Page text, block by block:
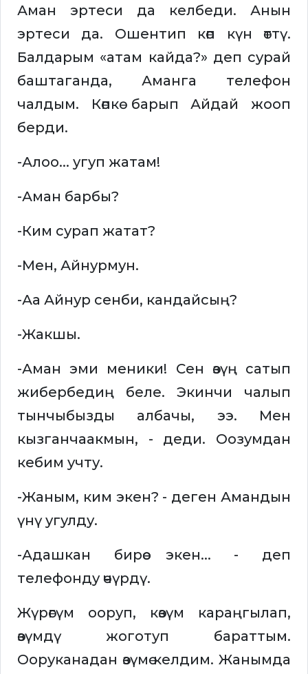
Аман эртеси да келбеди. Анын
эртеси да. Ошентип көп күн өттү.
Балдарым «атам кайда?» деп сурай
баштаганда, Аманга телефон
чалдым. Көпкө барып Айдай жооп
берди.
-Алоо... угуп жатам!
-Аман барбы?
-Ким сурап жатат?
-Мен, Айнурмун.
-Аа Айнур сенби, кандайсың?
-Жакшы.
-Аман эми меники! Сен өзүң сатып
жибербедиң беле. Экинчи чалып
тынчыбызды албачы, ээ. Мен
кызганчаакмын, - деди. Оозумдан
кебим учту.
-Жаным, ким экен? - деген Амандын
үнү угулду.
-Адашкан бирөө экен... - деп
телефонду өчүрдү.
Жүрөгүм ооруп, көзүм караңгылап,
өзүмдү жоготуп бараттым.
Ооруканадан өзүмө келдим. Жанымда